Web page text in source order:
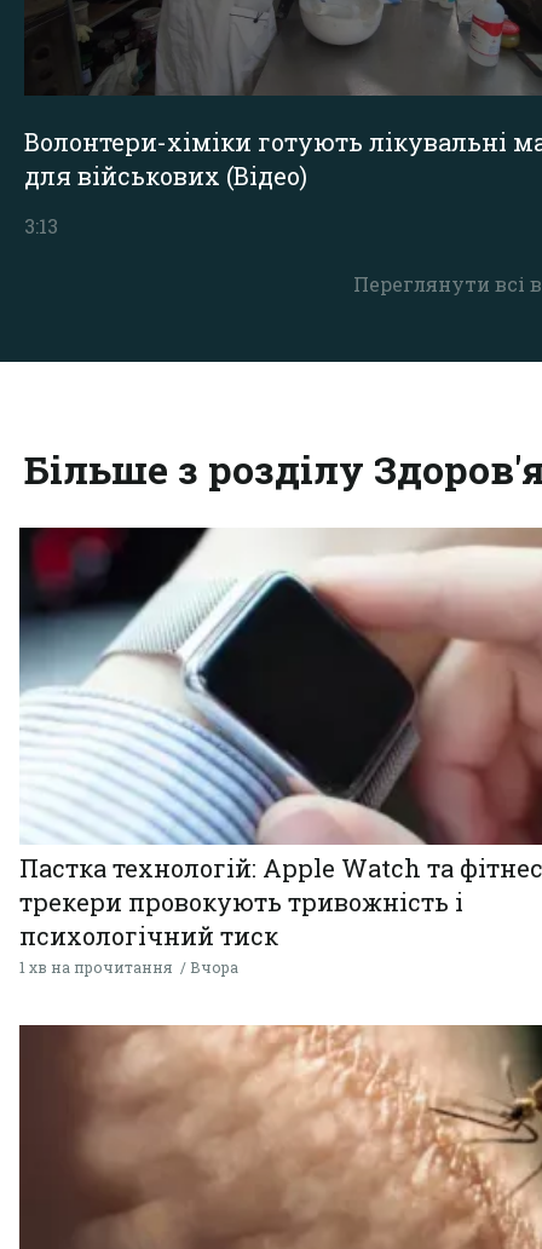
Переглянути всі
Волонтери-хіміки готують лікувальні
для військових (Відео)
3:13
Більше з розділу
Пастка технологій: Apple Watch та
трекери провокують тривожність і
психологічний тиск
1 хв на прочитання Вчора